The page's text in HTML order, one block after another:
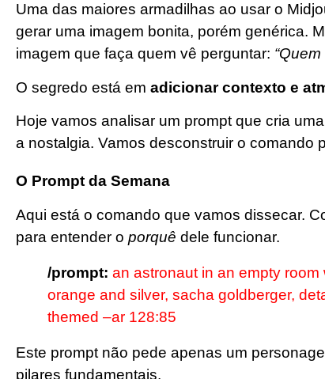
Uma das maiores armadilhas ao usar o
gerar uma imagem bonita, porém genérica.
imagem que faça quem vê perguntar:
O segredo está em adicionar contexto e
Hoje vamos analisar um prompt que cria
a nostalgia. Vamos desconstruir o comando
O Prompt da Semana
Aqui está o comando que vamos dissecar.
para entender o porquê dele funcionar.
/prompt: an astronaut in an empty
orange and silver, sacha goldberger,
themed –ar 128:85
Este prompt não pede apenas um
pilares fundamentais.